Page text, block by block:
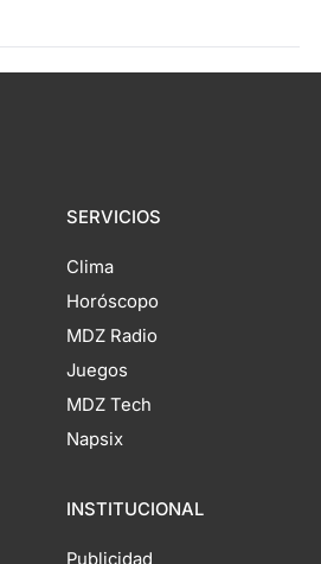
SERVICIOS
Clima
Horóscopo
MDZ Radio
Juegos
MDZ Tech
Napsix
INSTITUCIONAL
Publicidad